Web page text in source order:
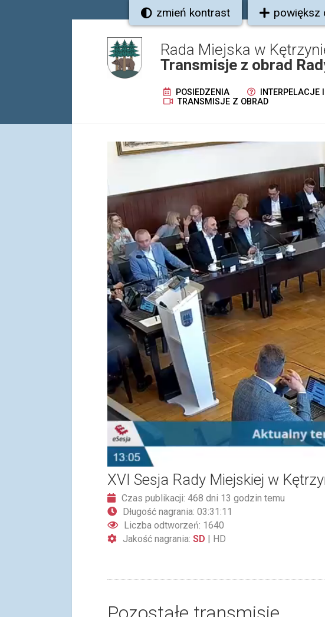
zmień kontrast powiększ
Rada Miejska w
Transmisje z obrad
POSIEDZENIA INTERPELACJE
TRANSMISJE Z OBRAD
XVI Sesja Rady Miejskiej w
Czas publikacji: 468 dni 13 godzin temu
Długość nagrania: 03:31:11
Liczba odtworzeń: 1640
Jakość nagrania: SD HD